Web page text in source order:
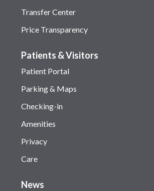
Transfer Center
Price Transparency
Patients & Visitors
Patient Portal
Parking & Maps
Checking-in
Amenities
Privacy
Care
News